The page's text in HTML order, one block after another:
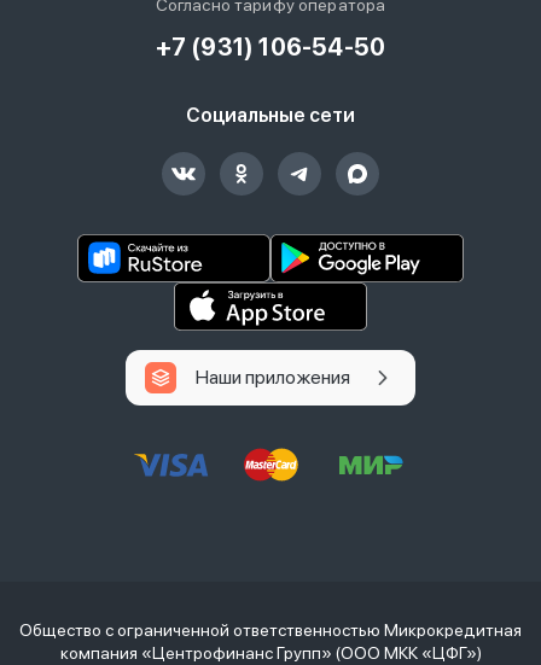
Согласно тарифу оператора
+7 (931) 106-54-50
Социальные сети
Наши приложения
Общество с ограниченной ответственностью Микрокредитная
компания «Центрофинанс Групп» (ООО МКК «ЦФГ»)